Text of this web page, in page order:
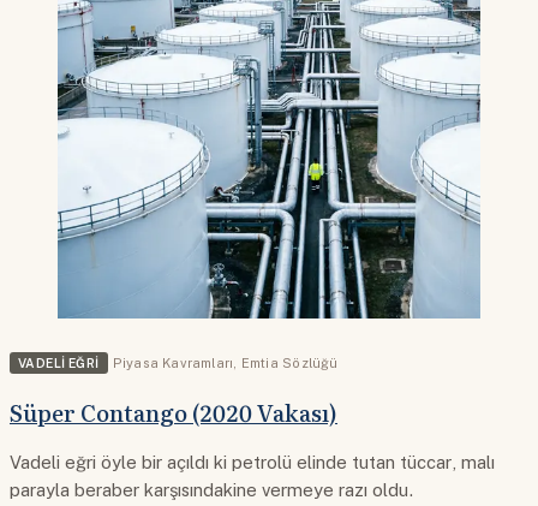
VADELI EĞRI Piyasa Kavramları, Emtia Sözlüğü
Süper Contango (2020 Vakası)
Vadeli eğri öyle bir açıldı ki petrolü elinde tutan tüccar, malı
parayla beraber karşısındakine vermeye razı oldu.